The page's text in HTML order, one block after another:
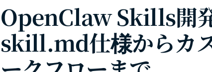
OpenClaw Skills開
skill.md仕様からカ